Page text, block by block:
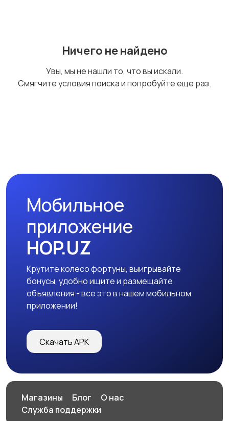
Ничего не найдено
Увы, мы не нашли то, что вы искали.
Смягчите условия поиска и попробуйте еще раз.
Мобильное
приложение
HOP.UZ
Крутите колесо фортуны, выигрывайте
бонусы, удобно ищите и размещайте
объявления - все это в нашем мобильном
приложении!
Скачать APK
Магазины Блог
О нас
Служба поддержки